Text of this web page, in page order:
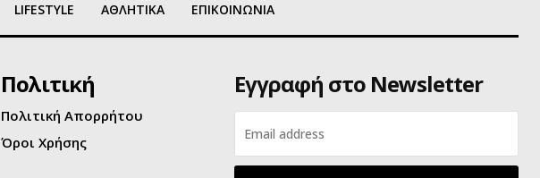
LIFESTYLE ΑΘΛΗΤΙΚΑ ΕΠΙΚΟΙΝΩΝΙΑ
Πολιτική
Πολιτική Απορρήτου
Όροι Χρήσης
Εγγραφή στο Newsletter